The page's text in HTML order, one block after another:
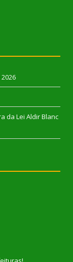
da Lei Aldir Blanc